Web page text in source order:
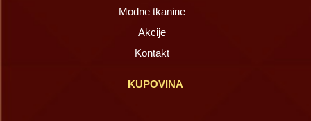
Modne tkanine
Akcije
Kontakt
KUPOVINA